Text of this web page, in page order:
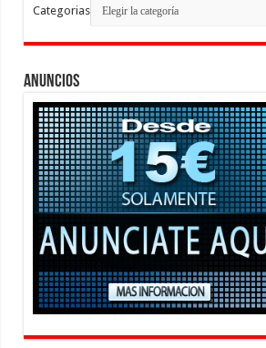
Categorias
Anuncios